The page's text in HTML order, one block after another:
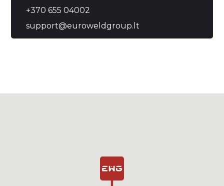
+370 655 04002
support@euroweldgroup.lt